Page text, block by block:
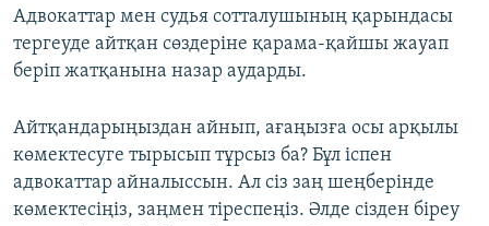
Адвокаттар мен судья сотталушының қарындасы
тергеуде айтқан сөздеріне қарама-қайшы жауап
беріп жатқанына назар аударды.
Айтқандарыңыздан айнып, ағаңызға осы арқылы
көмектесуге тырысып тұрсыз ба? Бұл іспен
адвокаттар айналыссын. Ал сіз заң шеңберінде
көмектесіңіз, заңмен тіреспеңіз. Әлде сізден біреу